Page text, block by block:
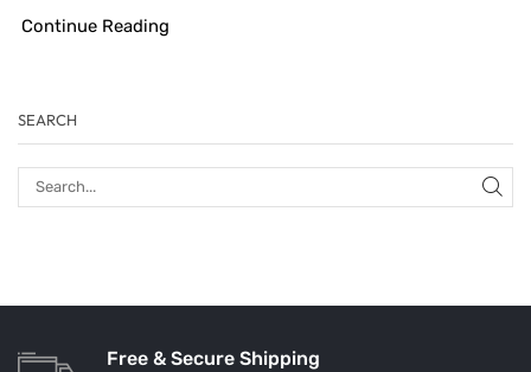
Continue Reading
SEARCH
Free & Secure Shipping